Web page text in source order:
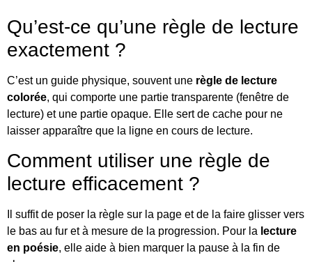
Qu’est-ce qu’une règle de lecture
exactement ?
C’est un guide physique, souvent une règle de lecture
colorée, qui comporte une partie transparente (fenêtre de
lecture) et une partie opaque. Elle sert de cache pour ne
laisser apparaître que la ligne en cours de lecture.
Comment utiliser une règle de
lecture efficacement ?
Il suffit de poser la règle sur la page et de la faire glisser vers
le bas au fur et à mesure de la progression. Pour la lecture
en poésie, elle aide à bien marquer la pause à la fin de